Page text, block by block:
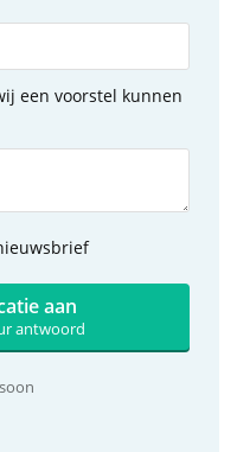
een voorstel kunnen
aan
antwoord